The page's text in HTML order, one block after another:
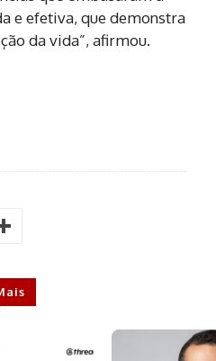
e efetiva, que demonstra
da vida”, afirmou.